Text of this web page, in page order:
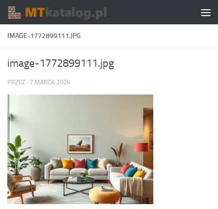
Skip to content
IMAGE-1772899111.JPG
image-1772899111.jpg
PRZEZ · 7 MARCA 2026